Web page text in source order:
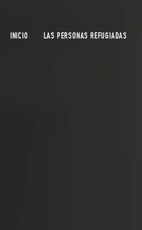
INICIO LAS PERSONAS REFUGIADAS